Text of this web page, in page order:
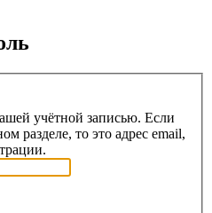
учётной записью. Если
разделе, то это адрес email,